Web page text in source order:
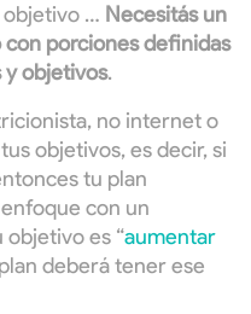
objetivo … Necesitás un
porciones definidas
y objetivos.
no internet o
objetivos, es decir, si
tu plan
con un
es “aumentar
deberá tener ese